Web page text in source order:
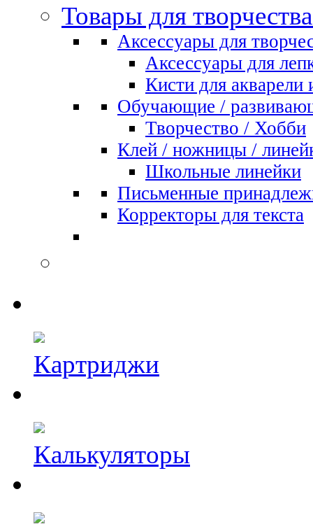
Товары для
Аксессуары для
Аксессуары для
Кисти для акварели
Обучающие /
Творчество / Хобби
Клей / ножницы /
Школьные линейки
Письменные
Корректоры для текста
Картриджи
Калькуляторы